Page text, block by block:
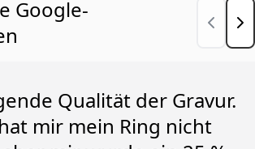
Google-
Qualität der Gravur.
mir mein Ring nicht